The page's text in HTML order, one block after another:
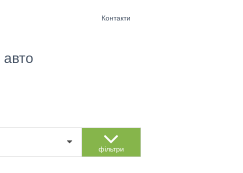
Контакти
авто
фільтри